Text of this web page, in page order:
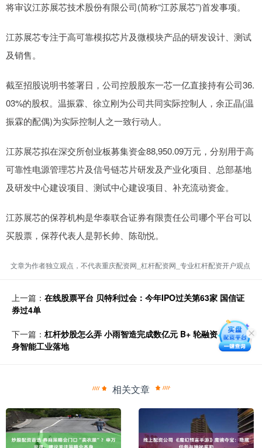
将审议江苏展芯技术股份有限公司(简称“江苏展芯”)首发事项。
江苏展芯专注于高可靠模拟芯片及微模块产品的研发设计、测试
及销售。
截至招股说明书签署日，公司控股股东一芯一亿直接持有公司36.
03%的股权。温振霖、徐立刚为公司共同实际控制人，余正晶(温
振霖的配偶)为实际控制人之一致行动人。
江苏展芯拟在深交所创业板募集资金88,950.09万元，分别用于高
可靠性电源管理芯片及信号链芯片研发及产业化项目、总部基地
及研发中心建设项目、测试中心建设项目、补充流动资金。
江苏展芯的保荐机构是华泰联合证券有限责任公司哪个平台可以
买股票，保荐代表人是郭长帅、陈劭悦。
文章为作者独立观点，不代表重庆配资网_杠杆配资网_专业杠杆配资开户观点
上一篇： 在线股票平台 贝特利过会：今年IPO过关第63家 国信证
券过4单
下一篇： 杠杆炒股怎么弄 小雨智造完成数亿元 B+ 轮融资，押注具
身智能工业落地
相关文章